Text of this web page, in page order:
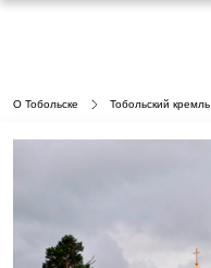
О Тобольске Тобольский кремль